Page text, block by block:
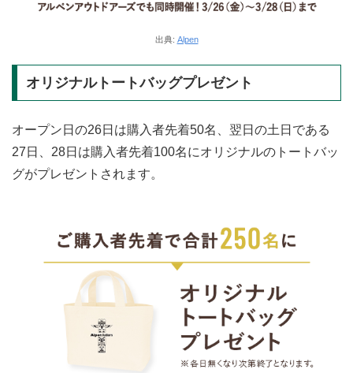
出典: Alpen
オリジナルトートバッグプレゼント
オープン日の26日は購入者先着50名、翌日の土日である
27日、28日は購入者先着100名にオリジナルのトートバッ
グがプレゼントされます。